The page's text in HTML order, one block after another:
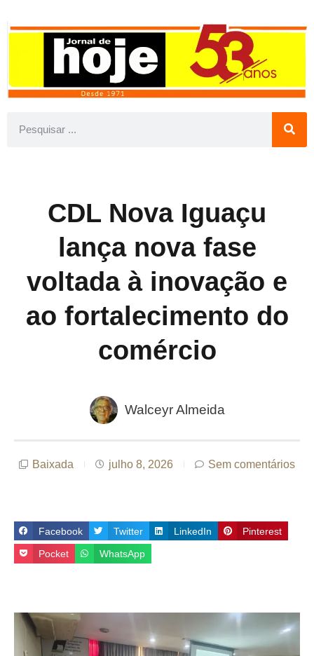
CDL Nova Iguaçu
lança nova fase
voltada à inovação e
ao fortalecimento do
comércio
Walceyr Almeida
Baixada julho 8, 2026 Sem comentários
Facebook Twitter LinkedIn Pinterest
Pocket WhatsApp